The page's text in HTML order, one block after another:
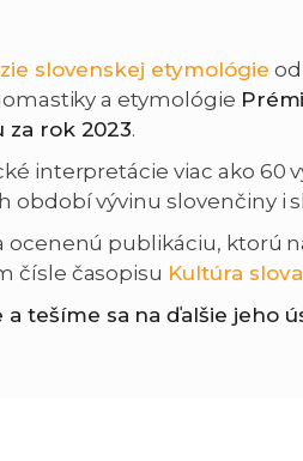
v
n
ť
e
slovenskej etymológie
a etymológie
rok 2023.
interpretácie viac ako 60
období vývinu slovenčiny i
ocenenú publikáciu, ktorú
čísle časopisu Kultúra slova
tešíme sa na ďalšie jeho